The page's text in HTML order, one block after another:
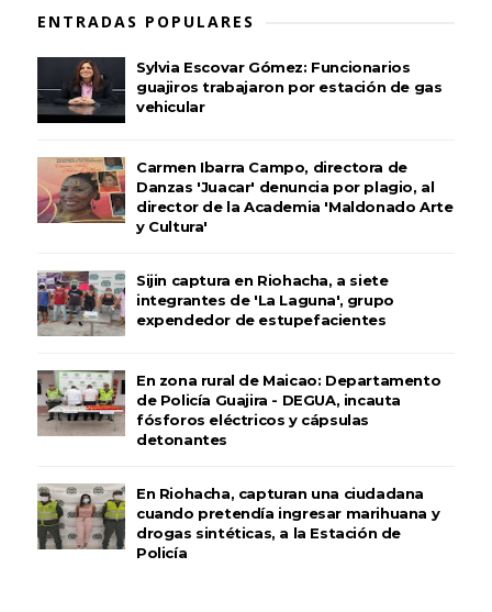
ENTRADAS POPULARES
Sylvia Escovar Gómez: Funcionarios
guajiros trabajaron por estación de gas
vehicular
Carmen Ibarra Campo, directora de
Danzas 'Juacar' denuncia por plagio, al
director de la Academia 'Maldonado Arte
y Cultura'
Sijin captura en Riohacha, a siete
integrantes de 'La Laguna', grupo
expendedor de estupefacientes
En zona rural de Maicao: Departamento
de Policía Guajira - DEGUA, incauta
fósforos eléctricos y cápsulas
detonantes
En Riohacha, capturan una ciudadana
cuando pretendía ingresar marihuana y
drogas sintéticas, a la Estación de
Policía